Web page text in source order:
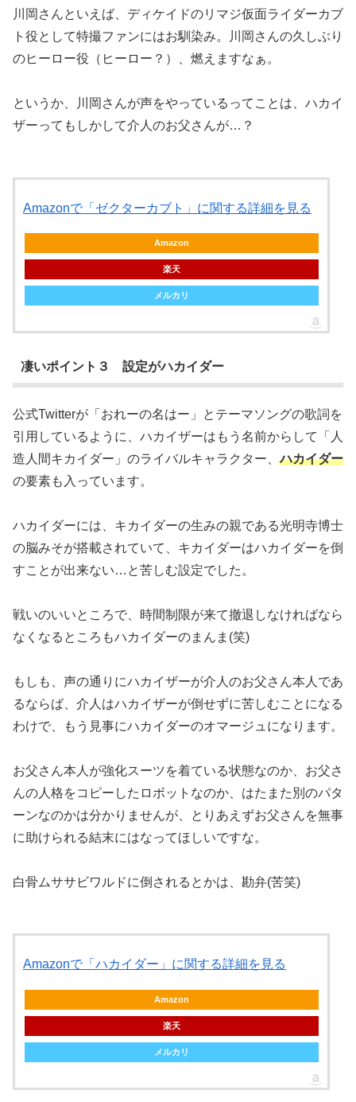
川岡さんといえば、ディケイドのリマジ仮面ライダーカブ
ト役として特撮ファンにはお馴染み。川岡さんの久しぶり
のヒーロー役（ヒーロー？）、燃えますなぁ。
というか、川岡さんが声をやっているってことは、ハカイ
ザーってもしかして介人のお父さんが…？
Amazonで「ゼクターカブト」に関する詳細を見る
Amazon
楽天
メルカリ
凄いポイント３ 設定がハカイダー
公式Twitterが「おれーの名はー」とテーマソングの歌詞を
引用しているように、ハカイザーはもう名前からして「人
造人間キカイダー」のライバルキャラクター、ハカイダー
の要素も入っています。
ハカイダーには、キカイダーの生みの親である光明寺博士
の脳みそが搭載されていて、キカイダーはハカイダーを倒
すことが出来ない…と苦しむ設定でした。
戦いのいいところで、時間制限が来て撤退しなければなら
なくなるところもハカイダーのまんま(笑)
もしも、声の通りにハカイザーが介人のお父さん本人であ
るならば、介人はハカイザーが倒せずに苦しむことになる
わけで、もう見事にハカイダーのオマージュになります。
お父さん本人が強化スーツを着ている状態なのか、お父さ
んの人格をコピーしたロボットなのか、はたまた別のパタ
ーンなのかは分かりませんが、とりあえずお父さんを無事
に助けられる結末にはなってほしいですな。
白骨ムササビワルドに倒されるとかは、勘弁(苦笑)
Amazonで「ハカイダー」に関する詳細を見る
Amazon
楽天
メルカリ